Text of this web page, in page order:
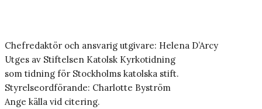
Chefredaktör och ansvarig utgivare: Helena D’Arcy
Utges av Stiftelsen Katolsk Kyrkotidning
som tidning för Stockholms katolska stift.
Styrelseordförande: Charlotte Byström
Ange källa vid citering.